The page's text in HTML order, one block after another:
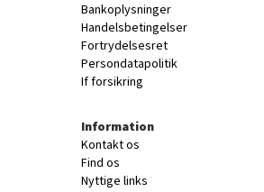
Bankoplysninger
Handelsbetingelser
Fortrydelsesret
Persondatapolitik
If forsikring
Information
Kontakt os
Find os
Nyttige links